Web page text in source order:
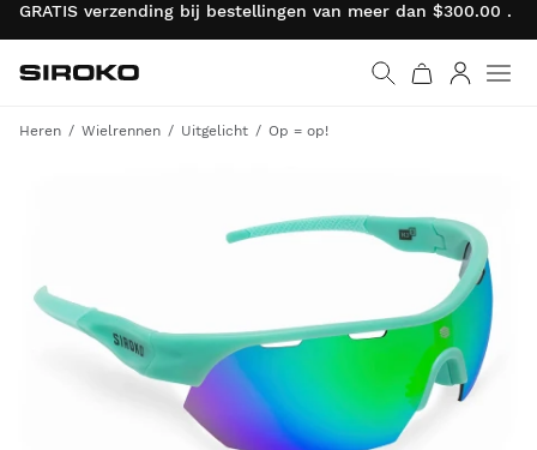
GRATIS verzending bij bestellingen van meer dan $300.00 .
Ga naar de homepage
Siroko.com
Heren Wielrennen Uitgelicht Op = op!